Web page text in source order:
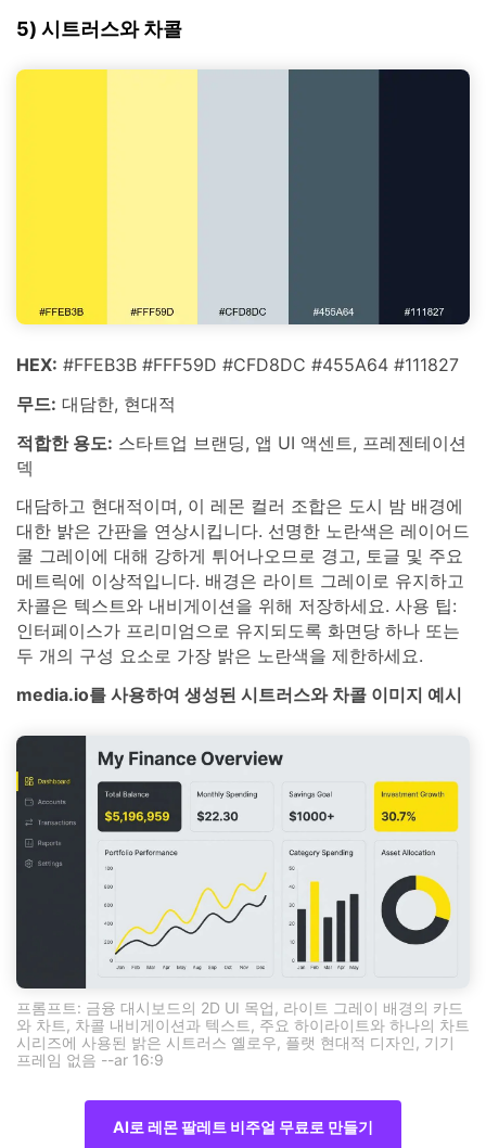
5) 시트러스와 차콜
HEX: #FFEB3B #FFF59D #CFD8DC #455A64 #111827
무드: 대담한, 현대적
적합한 용도: 스타트업 브랜딩, 앱 UI 액센트, 프레젠테이션
덱
대담하고 현대적이며, 이 레몬 컬러 조합은 도시 밤 배경에
대한 밝은 간판을 연상시킵니다. 선명한 노란색은 레이어드
쿨 그레이에 대해 강하게 튀어나오므로 경고, 토글 및 주요
메트릭에 이상적입니다. 배경은 라이트 그레이로 유지하고
차콜은 텍스트와 내비게이션을 위해 저장하세요. 사용 팁:
인터페이스가 프리미엄으로 유지되도록 화면당 하나 또는
두 개의 구성 요소로 가장 밝은 노란색을 제한하세요.
media.io를 사용하여 생성된 시트러스와 차콜 이미지 예시
프롬프트: 금융 대시보드의 2D UI 목업, 라이트 그레이 배경의 카드
와 차트, 차콜 내비게이션과 텍스트, 주요 하이라이트와 하나의 차트
시리즈에 사용된 밝은 시트러스 옐로우, 플랫 현대적 디자인, 기기
프레임 없음 --ar 16:9
AI로 레몬 팔레트 비주얼 무료로 만들기